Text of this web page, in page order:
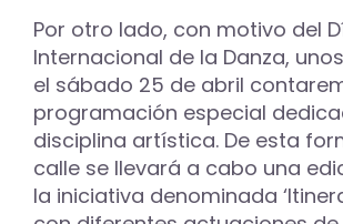
Por otro lado, con motivo del
Internacional de la Danza,
el sábado 25 de abril
programación especial
disciplina artística. De esta
calle se llevará a cabo una
la iniciativa denominada